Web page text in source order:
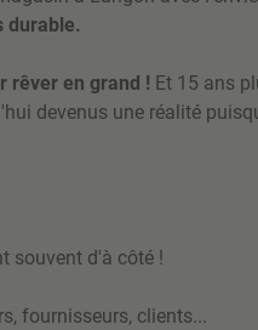
durable.
rêver en grand ! Et 15 ans
devenus une réalité
souvent d'à côté !
fournisseurs, clients...